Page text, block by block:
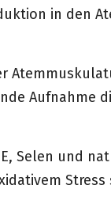
in den
Aufnahme
Selen und
Stress